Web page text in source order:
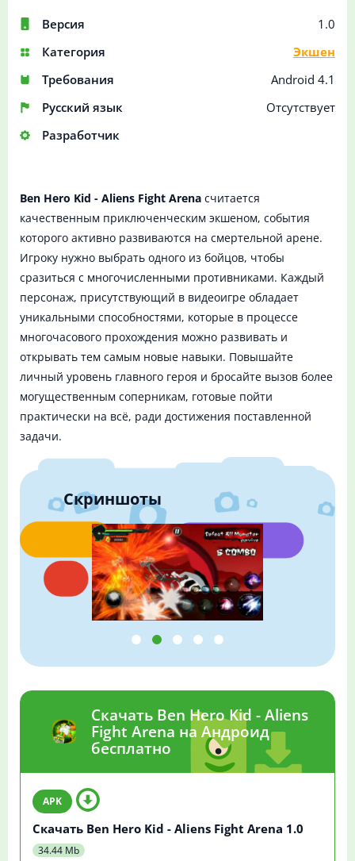
Версия
1.0
Категория
Экшен
Требования
Android 4.1
Русский язык
Отсутствует
Разработчик
Ben Hero Kid - Aliens Fight Arena считается
качественным приключенческим экшеном, события
которого активно развиваются на смертельной арене.
Игроку нужно выбрать одного из бойцов, чтобы
сразиться с многочисленными противниками. Каждый
персонаж, присутствующий в видеоигре обладает
уникальными способностями, которые в процессе
многочасового прохождения можно развивать и
открывать тем самым новые навыки. Повышайте
личный уровень главного героя и бросайте вызов более
могущественным соперникам, готовые пойти
практически на всё, ради достижения поставленной
задачи.
Скриншоты
Скачать Ben Hero Kid - Aliens
Fight Arena на Андроид
бесплатно
Скачать Ben Hero Kid - Aliens Fight Arena 1.0
34.44 Mb